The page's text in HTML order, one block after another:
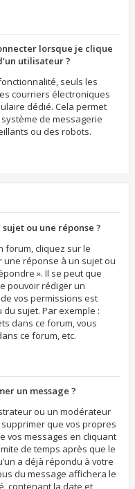
lorsque je clique
utilisateur ?
seuls les
courriers électroniques
dédié. Cela permet
de messagerie
ou des robots.
ou une réponse ?
forum, cliquez sur le
une réponse à un sujet ou
». Il se peut que
pouvoir rédiger un
vos permissions est
sujet. Par exemple :
dans ce forum, vous
ce forum, etc.
un message ?
ou un modérateur
que vos propres
vos messages en cliquant
de temps après que le
a déjà répondu à votre
du message affichera le
contenant la date et